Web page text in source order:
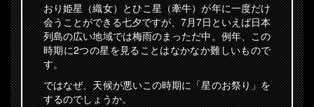
おり姫星（織女）とひこ星（牽牛）が年に一度だけ
会うことができる七夕ですが、7月7日といえば日本
列島の広い地域では梅雨のまっただ中。例年、この
時期に2つの星を見ることはなかなか難しいもので
す。
ではなぜ、天候が悪いこの時期に「星のお祭り」を
するのでしょうか。